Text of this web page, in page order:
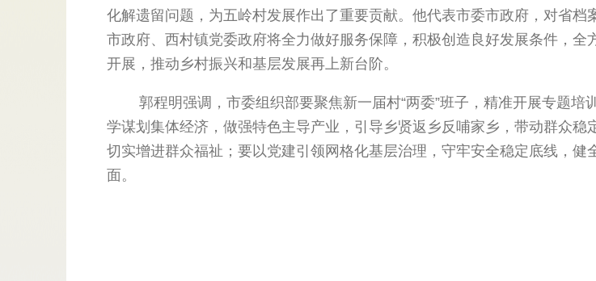
化解遗留问题，为五岭村发展作出了重要贡献。他代表市委市政府，对省
市政府、西村镇党委政府将全力做好服务保障，积极创造良好发展条件，
开展，推动乡村振兴和基层发展再上新台阶。
郭程明强调，市委组织部要聚焦新一届村“两委”班子，精准开展专题培
学谋划集体经济，做强特色主导产业，引导乡贤返乡反哺家乡，带动群众稳
切实增进群众福祉；要以党建引领网格化基层治理，守牢安全稳定底线，
面。